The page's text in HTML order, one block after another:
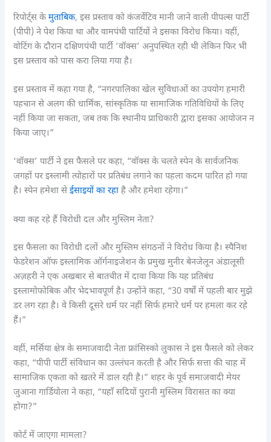
रिपोर्ट्स केमुताबिक, इस प्रस्ताव को कंजर्वेटिव मानी जाने वाली पीपल्स पार्टी
(पीपी) ने पेश किया था और वामपंथी पार्टियों ने इसका विरोध किया। वहीं,
वोटिंग के दौरान दक्षिणपंथी पार्टी ‘वॉक्स’ अनुपस्थित रही थी लेकिन फिर भी
इस प्रस्ताव को पास करा लिया गया है।
इस प्रस्ताव में कहा गया है, “नगरपालिका खेल सुविधाओं का उपयोग हमारी
पहचान से अलग की धार्मिक, सांस्कृतिक या सामाजिक गतिविधियों के लिए
नहीं किया जा सकता, जब तक कि स्थानीय प्राधिकारी द्वारा इसका आयोजन न
किया जाए।”
‘वॉक्स’ पार्टी ने इस फैसले पर कहा, “वॉक्स के चलते स्पेन के सार्वजनिक
जगहों पर इस्लामी त्योहारों पर प्रतिबंध लगाने का पहला कदम पारित हो गया
है। स्पेन हमेशा सेईसाइयों का रहा है और हमेशा रहेगा।”
क्या कह रहे हैं विरोधी दल और मुस्लिम नेता?
इस फैसला का विरोधी दलों और मुस्लिम संगठनों ने विरोध किया है। स्पैनिश
फेडरेशन ऑफ इस्लामिक ऑर्गनाइजेशन के प्रमुख मुनीर बेनजेलून अंडालूसी
अज़हरी ने एक अखबार से बातचीत में दावा किया कि यह प्रतिबंध
इस्लामोफोबिक और भेदभावपूर्ण है। उन्होंने कहा, “30 वर्षों में पहली बार मुझे
डर लग रहा है। वे किसी दूसरे धर्म पर नहीं सिर्फ हमारे धर्म पर हमला कर रहे
हैं।”
वहीं, मर्सिया क्षेत्र के समाजवादी नेता फ्रांसिस्को लुकास ने इस फैसले को लेकर
कहा, “पीपी पार्टी संविधान का उल्लंघन करती है और सिर्फ सत्ता की चाह में
सामाजिक एकता को खतरे में डाल रही है।” शहर के पूर्व समाजवादी मेयर
जुआना गार्डियोला ने कहा, “यहाँ सदियों पुरानी मुस्लिम विरासत का क्या
होगा?”
कोर्ट में जाएगा मामला?